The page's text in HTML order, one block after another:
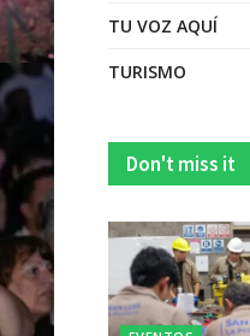
TU VOZ AQUÍ
TURISMO
Don't miss it